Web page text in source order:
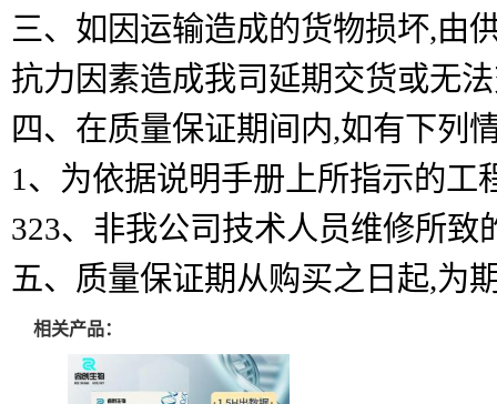
三、如因运输造成的货物损坏,由
抗力因素造成我司延期交货或无
四、在质量保证期间内,如有下列
1、为依据说明手册上所指示的工
323、非我公司技术人员维修所致
五、质量保证期从购买之日起,为
相关产品：